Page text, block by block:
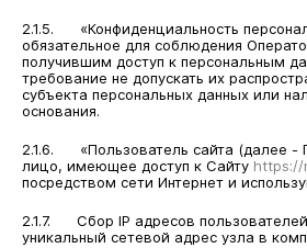
2.1.5. «Конфиденциальность
обязательное для соблюдения
получившим доступ к персональным
требование не допускать их
субъекта персональных данных или
основания.
2.1.6. «Пользователь сайта (далее -
лицо, имеющее доступ к Сайту https://
посредством сети Интернет и
2.1.7. Сбор IP адресов
уникальный сетевой адрес узла в